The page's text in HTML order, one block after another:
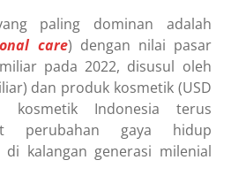
paling dominan adalah
care) dengan nilai pasar
pada 2022, disusul oleh
dan produk kosmetik (USD
kosmetik Indonesia terus
perubahan gaya hidup
kalangan generasi milenial